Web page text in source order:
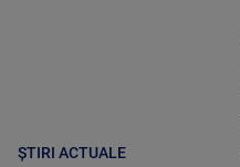
ȘTIRI ACTUALE